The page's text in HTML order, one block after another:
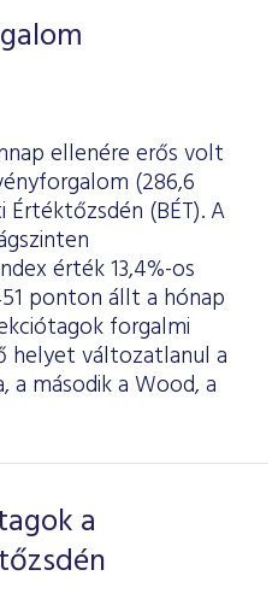
ellenére erős volt
(286,6
(BÉT). A
érték 13,4%-os
ponton állt a hónap
forgalmi
helyet változatlanul a
a második a Wood, a
a